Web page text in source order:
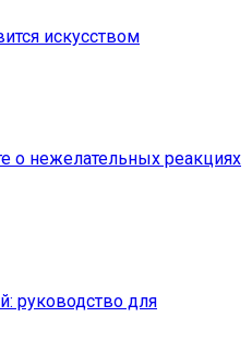
искусством
о нежелательных реакциях
руководство для